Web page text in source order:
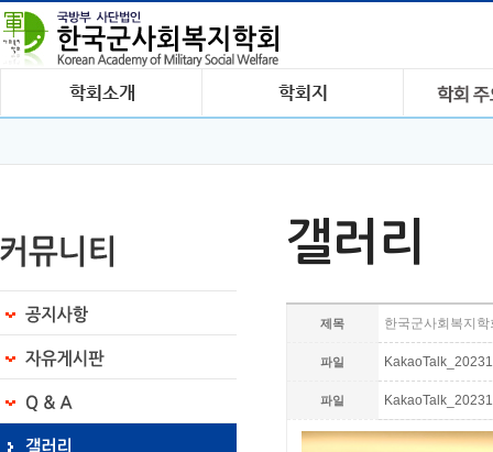
갤러리
제목 한국군사회복지
파일
파일